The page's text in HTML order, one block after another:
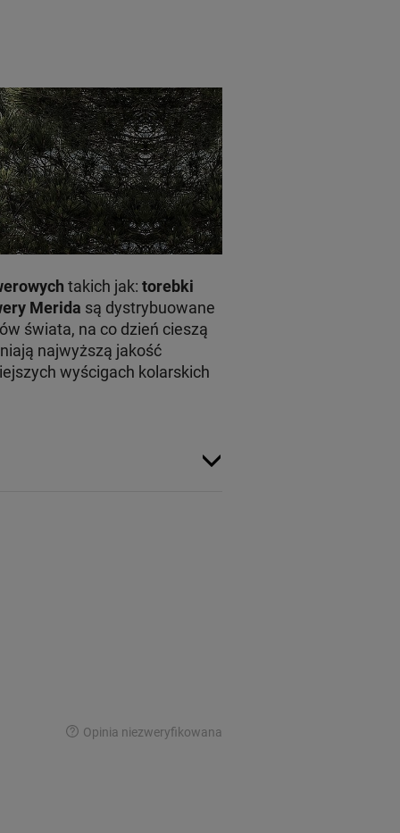
takich jak: torebki
Merida są dystrybuowane
świata, na co dzień cieszą
najwyższą jakość
wyścigach kolarskich
Opinia niezweryfikowana